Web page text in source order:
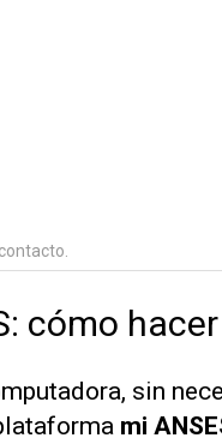
cómo
sin
mi